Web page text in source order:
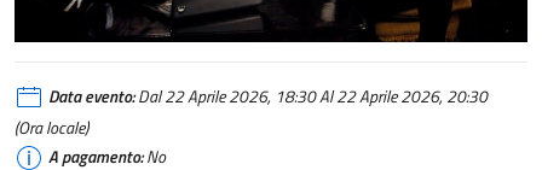
Data evento:Dal 22 Aprile 2026, 18:30 Al 22 Aprile 2026, 20:30
(Ora locale)
A pagamento:No